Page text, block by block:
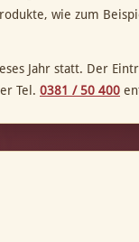
wie zum
Jahr statt. Der
Tel. 0381 / 50 400